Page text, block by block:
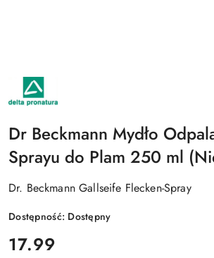
NAZWA
PRODUCENTA:
DELTA
Dr Beckmann Mydło
Sprayu do Plam 250 ml
Dr. Beckmann Gallseife Flecken-Spray
Dostępność: Dostępny
cena:
17.99